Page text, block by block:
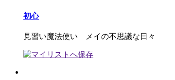
初心
見習い魔法使い メイの不思議な日々